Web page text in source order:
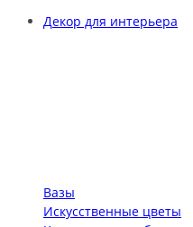
Декор для интерьера
Вазы
Искусственные цветы